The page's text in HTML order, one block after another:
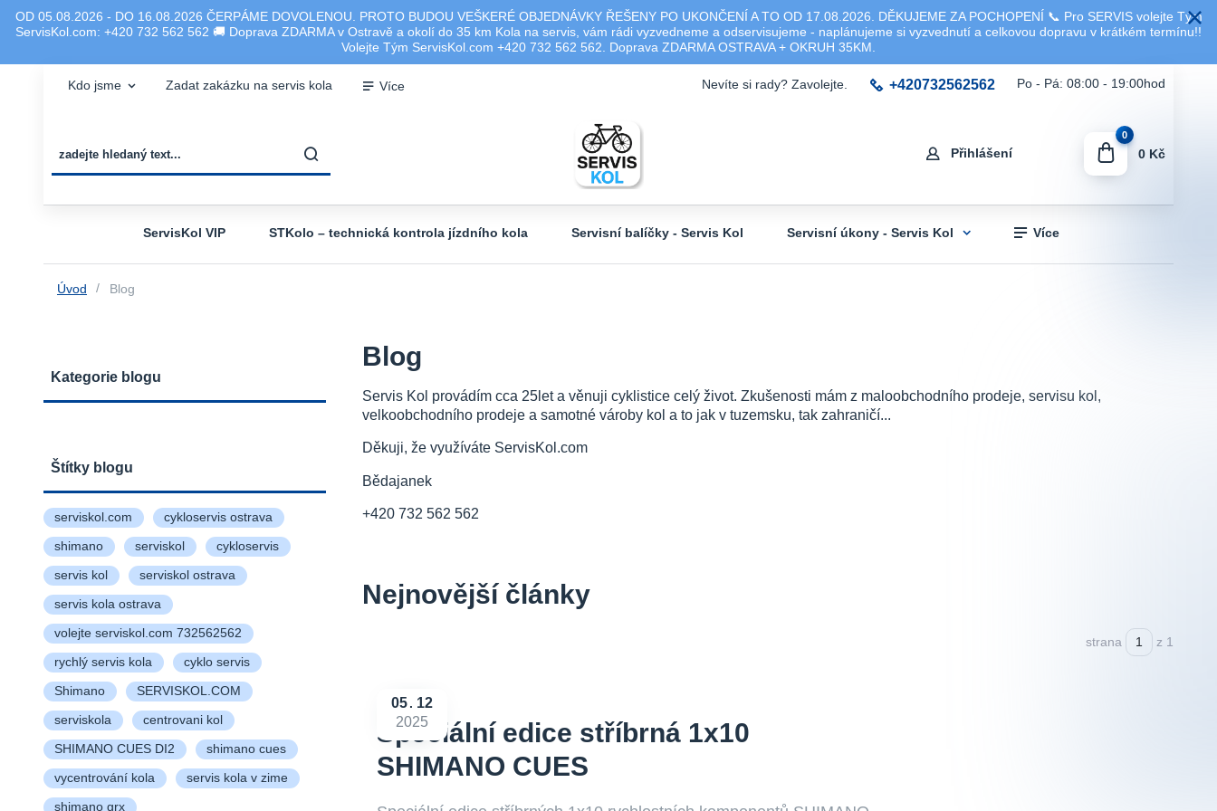
OD 05.08.2026 - DO 16.08.2026 ČERPÁME DOVOLENOU. PROTO BUDOU VEŠKERÉ OBJEDNÁVKY ŘEŠENY PO UKONČENÍ A TO OD 17.08.2026. DĚKUJEME ZA POCHOPENÍ 📞 Pro SERVIS volejte Tým
ServisKol.com: +420 732 562 562 🚚 Doprava ZDARMA v Ostravě a okolí do 35 km Kola na servis, vám rádi vyzvedneme a odservisujeme - naplánujeme si vyzvednutí a celkovou dopravu v krátkém termínu!!
Volejte Tým ServisKol.com +420 732 562 562. Doprava ZDARMA OSTRAVA + OKRUH 35KM.
Kdo jsme Zadat zakázku na servis kola Více
Přihlášení
Nevíte si rady? Zavolejte. +420732562562 Po - Pá: 08:00 - 19:00hod
0
0 Kč
ServisKol VIP STKolo – technická kontrola jízdního kola Servisní balíčky - Servis Kol Servisní úkony - Servis Kol Více
Úvod Blog
Kategorie blogu
Štítky blogu
serviskol.com cykloservis ostrava
shimano serviskol cykloservis
servis kol serviskol ostrava
servis kola ostrava
volejte serviskol.com 732562562
rychlý servis kola cyklo servis
Shimano SERVISKOL.COM
serviskola centrovani kol
SHIMANO CUES DI2 shimano cues
vycentrování kola servis kola v zime
shimano grx
Blog
Servis Kol provádím cca 25let a věnuji cyklistice celý život. Zkušenosti mám z maloobchodního prodeje, servisu kol,
velkoobchodního prodeje a samotné vároby kol a to jak v tuzemsku, tak zahraničí...
Děkuji, že využíváte ServisKol.com
Bědajanek
+420 732 562 562
Nejnovější články
strana z 1
Speciální edice stříbrná 1x10
SHIMANO CUES
05
12
2025